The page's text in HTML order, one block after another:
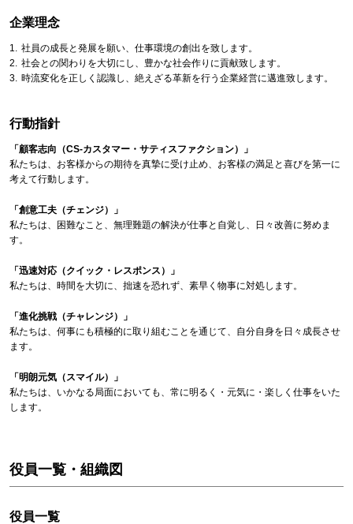
企業理念
社員の成長と発展を願い、仕事環境の創出を致します。
社会との関わりを大切にし、豊かな社会作りに貢献致します。
時流変化を正しく認識し、絶えざる革新を行う企業経営に邁進致します。
行動指針
「顧客志向（CS-カスタマー・サティスファクション）」
私たちは、お客様からの期待を真摯に受け止め、お客様の満足と喜びを第一に
考えて行動します。
「創意工夫（チェンジ）」
私たちは、困難なこと、無理難題の解決が仕事と自覚し、日々改善に努めま
す。
「迅速対応（クイック・レスポンス）」
私たちは、時間を大切に、拙速を恐れず、素早く物事に対処します。
「進化挑戦（チャレンジ）」
私たちは、何事にも積極的に取り組むことを通じて、自分自身を日々成長させ
ます。
「明朗元気（スマイル）」
私たちは、いかなる局面においても、常に明るく・元気に・楽しく仕事をいた
します。
役員一覧・組織図
役員一覧